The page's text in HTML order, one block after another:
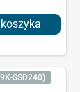
SSD240)